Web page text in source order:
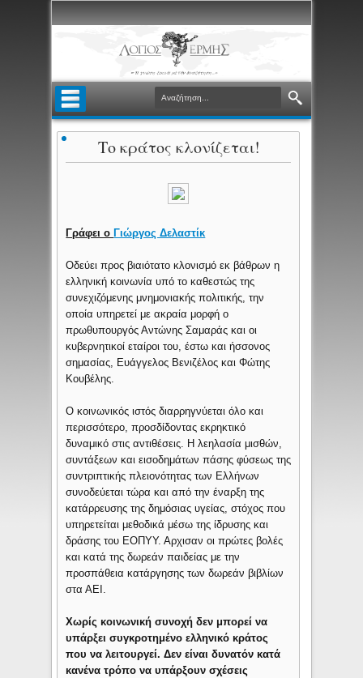
Το κράτος κλονίζεται!
Γράφει ο Γιώργος Δελαστίκ
Οδεύει προς βιαιότατο κλονισμό εκ βάθρων η
ελληνική κοινωνία υπό το καθεστώς της
συνεχιζόμενης μνημονιακής πολιτικής, την
οποία υπηρετεί με ακραία μορφή ο
πρωθυπουργός Αντώνης Σαμαράς και οι
κυβερνητικοί εταίροι του, έστω και ήσσονος
σημασίας, Ευάγγελος Βενιζέλος και Φώτης
Κουβέλης.
Ο κοινωνικός ιστός διαρρηγνύεται όλο και
περισσότερο, προσδίδοντας εκρηκτικό
δυναμικό στις αντιθέσεις. Η λεηλασία μισθών,
συντάξεων και εισοδημάτων πάσης φύσεως της
συντριπτικής πλειονότητας των Ελλήνων
συνοδεύεται τώρα και από την έναρξη της
κατάρρευσης της δημόσιας υγείας, στόχος που
υπηρετείται μεθοδικά μέσω της ίδρυσης και
δράσης του ΕΟΠΥΥ. Αρχισαν οι πρώτες βολές
και κατά της δωρεάν παιδείας με την
προσπάθεια κατάργησης των δωρεάν βιβλίων
στα ΑΕΙ.
Χωρίς κοινωνική συνοχή δεν μπορεί να
υπάρξει συγκροτημένο ελληνικό κράτος
που να λειτουργεί. Δεν είναι δυνατόν κατά
κανένα τρόπο να υπάρξουν σχέσεις